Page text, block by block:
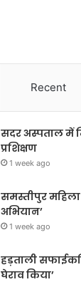
Recent
सदर अस्पताल में
प्रशिक्षण
1 week ago
समस्तीपुर
अभियान’
1 week ago
हड़ताली
घेराव किया’